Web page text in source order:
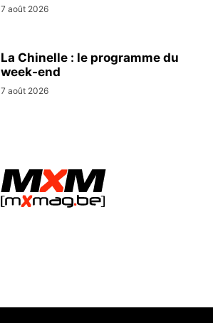
7 août 2026
La Chinelle : le programme du
week-end
7 août 2026